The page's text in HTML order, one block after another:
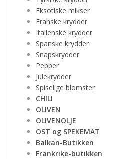
Eksotiske mikser
Franske krydder
Italienske krydder
Spanske krydder
Snapskrydder
Pepper
Julekrydder
Spiselige blomster
CHILI
OLIVEN
OLIVENOLJE
OST og SPEKEMAT
Balkan-Butikken
Frankrike-butikken